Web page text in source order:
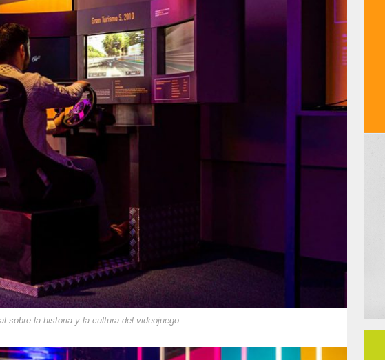
sobre la historia y la cultura del videojuego